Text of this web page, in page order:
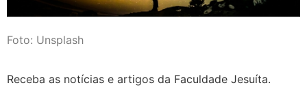
Foto: Unsplash
Receba as notícias e artigos da Faculdade Jesuíta.